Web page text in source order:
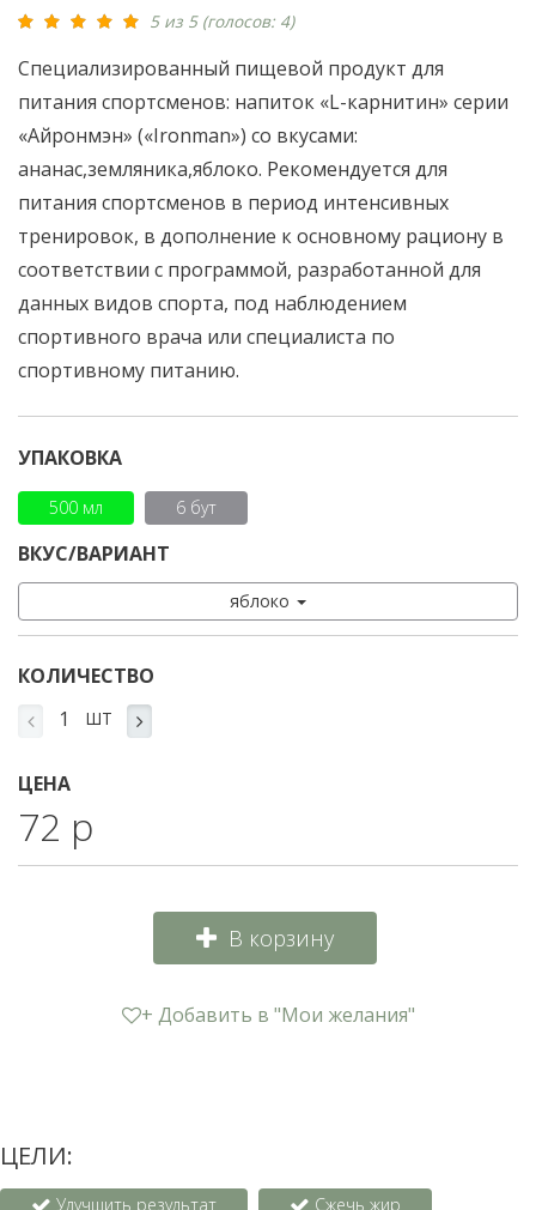
5 из 5 (голосов: 4)
Специализированный пищевой продукт для
питания спортсменов: напиток «L-карнитин» серии
«Айронмэн» («Ironman») со вкусами:
ананас,земляника,яблоко. Рекомендуется для
питания спортсменов в период интенсивных
тренировок, в дополнение к основному рациону в
соответствии с программой, разработанной для
данных видов спорта, под наблюдением
спортивного врача или специалиста по
спортивному питанию.
УПАКОВКА
500 мл 6 бут
ВКУС/ВАРИАНТ
яблоко
КОЛИЧЕСТВО
ШТ
ЦЕНА
72 р
В корзину
+ Добавить в "Мои желания"
ЦЕЛИ:
Улучшить результат Сжечь жир